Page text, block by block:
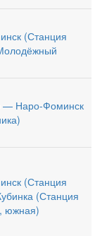
(Станция
— Наро-Фоминск
(Станция
(Станция
южная)